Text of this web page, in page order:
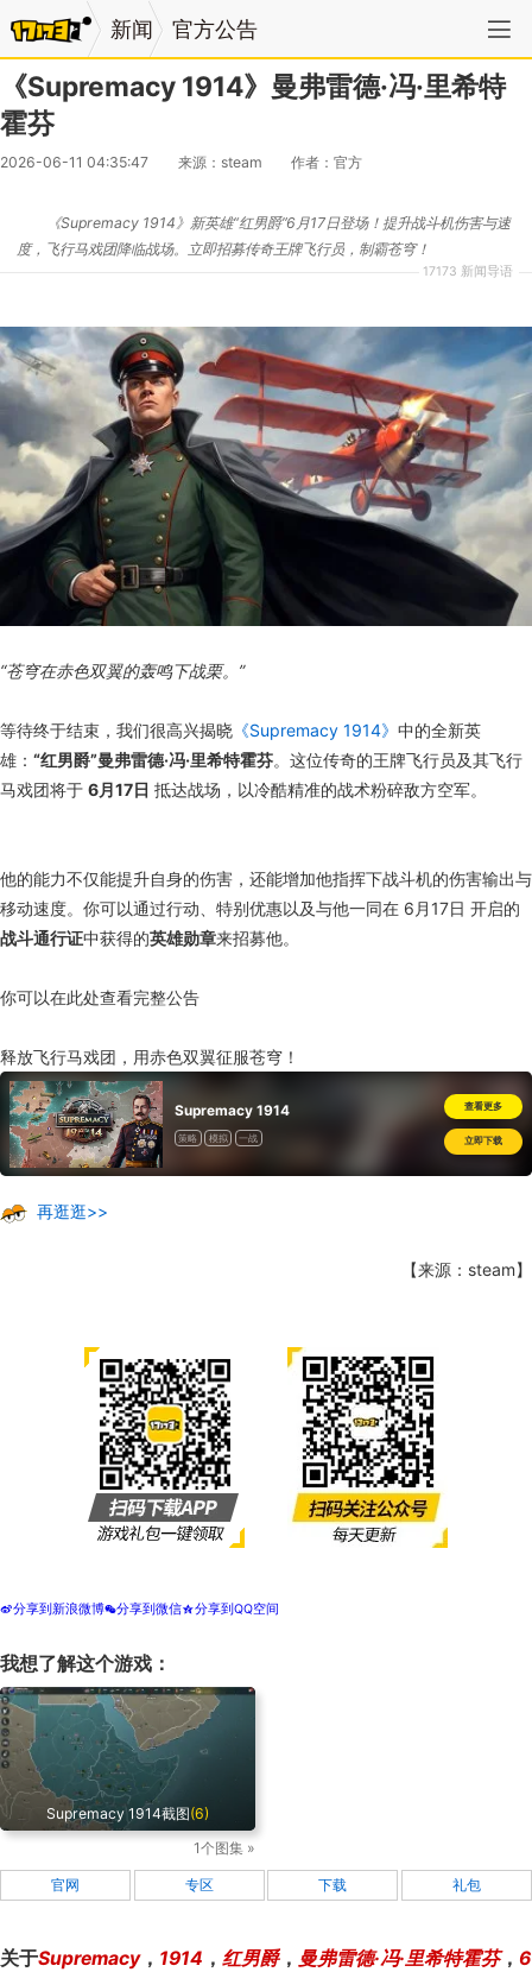
新闻 官方公告
《Supremacy 1914》曼弗雷德·冯·里希特
霍芬
2026-06-11 04:35:47 来源：steam 作者：官方
17173 新闻导语
《Supremacy 1914》新英雄“红男爵”6月17日登场！提升战斗机伤害与速
度，飞行马戏团降临战场。立即招募传奇王牌飞行员，制霸苍穹！
“苍穹在赤色双翼的轰鸣下战栗。”
等待终于结束，我们很高兴揭晓 《Supremacy 1914》 中的全新英
雄： “红男爵”曼弗雷德·冯·里希特霍芬。这位传奇的王牌飞行员及其飞行
马戏团将于 6月17日 抵达战场，以冷酷精准的战术粉碎敌方空军。
他的能力不仅能提升自身的伤害，还能增加他指挥下战斗机的伤害输出与
移动速度。你可以通过行动、特别优惠以及与他一同在 6月17日 开启的
战斗通行证中获得的英雄勋章来招募他。
你可以在此处查看完整公告
释放飞行马戏团，用赤色双翼征服苍穹！
Supremacy 1914
策略 模拟 一战
查看更多
立即下载
再逛逛>>
【来源：steam】
t分享到新浪微博w分享到微信z分享到QQ空间
我想了解这个游戏：
Supremacy 1914截图(6)
1个图集 »
官网 专区 下载 礼包
关于Supremacy， 1914 ， 红男爵， 曼弗雷德·冯·里希特霍芬， 6